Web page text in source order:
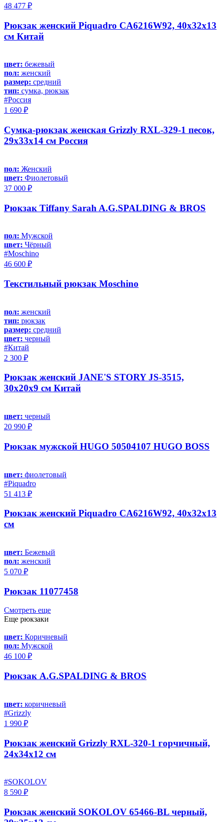
48 477 ₽
Рюкзак женский Piquadro CA6216W92, 40х32х13
см Китай
цвет: бежевый
пол: женский
размер: средний
тип: сумка, рюкзак
#Россия
1 690 ₽
Сумка-рюкзак женская Grizzly RXL-329-1 песок,
29х33х14 см Россия
пол: Женский
цвет: Фиолетовый
37 000 ₽
Рюкзак Tiffany Sarah A.G.SPALDING & BROS
пол: Мужской
цвет: Чёрный
#Moschino
46 600 ₽
Текстильный рюкзак Moschino
пол: женский
тип: рюкзак
размер: средний
цвет: черный
#Китай
2 300 ₽
Рюкзак женский JANE'S STORY JS-3515,
30х20х9 см Китай
цвет: черный
20 990 ₽
Рюкзак мужской HUGO 50504107 HUGO BOSS
цвет: фиолетовый
#Piquadro
51 413 ₽
Рюкзак женский Piquadro CA6216W92, 40х32х13
см
цвет: Бежевый
пол: женский
5 070 ₽
Рюкзак 11077458
Смотреть еще
Еще рюкзаки
цвет: Коричневый
пол: Мужской
46 100 ₽
Рюкзак A.G.SPALDING & BROS
цвет: коричневый
#Grizzly
1 990 ₽
Рюкзак женский Grizzly RXL-320-1 горчичный,
24х34х12 см
#SOKOLOV
8 590 ₽
Рюкзак женский SOKOLOV 65466-BL черный,